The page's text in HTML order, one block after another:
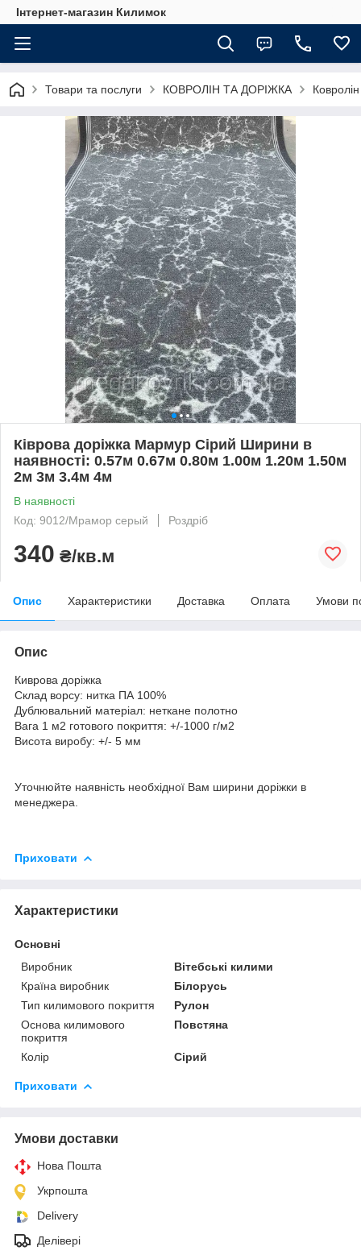
Інтернет-магазин Килимок
Товари та послуги КОВРОЛІН ТА ДОРІЖКА
Ківрова доріжка Мармур Сірий Ширини в
наявності: 0.57м 0.67м 0.80м 1.00м 1.20м 1.50м
2м 3м 3.4м 4м
В наявності
Код: 9012/Мрамор серый
Роздріб
340 ₴/кв.м
Опис Характеристики Доставка Оплата Умови
Опис
Киврова доріжка
Склад ворсу: нитка ПА 100%
Дублювальний матеріал: неткане полотно
Вага 1 м2 готового покриття: +/-1000 г/м2
Висота виробу: +/- 5 мм
Уточнюйте наявність необхідної Вам ширини доріжки в
менеджера.
Приховати
Характеристики
Основні
Виробник
Вітебські килими
Країна виробник
Білорусь
Тип килимового покриття
Рулон
Основа килимового
покриття
Повстяна
Колір Сірий
Приховати
Умови доставки
Нова Пошта
Укрпошта
Delivery
Делівері